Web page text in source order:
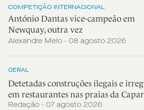
COMPETIÇÃO INTERNACIONAL
António Dantas vice-campeão em
Newquay, outra vez
Alexandre Melo - 08 agosto 2026
GERAL
Detetadas construções ilegais e
em restaurantes nas praias da
Redação - 07 agosto 2026